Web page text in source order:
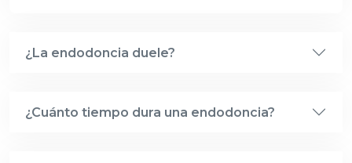
¿La endodoncia duele?
¿Cuánto tiempo dura una endodoncia?